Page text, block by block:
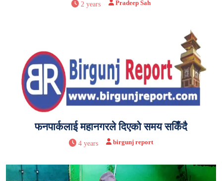
2 years Pradeep Sah
फनपार्कलाई महानगरले दिएको समय सकिँदै
4 years birgunj report